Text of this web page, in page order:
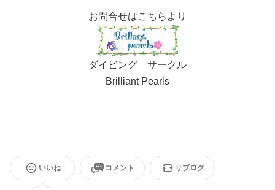
お問合せはこちらより
ダイビング サークル
Brilliant Pearls
いいね コメント リブログ